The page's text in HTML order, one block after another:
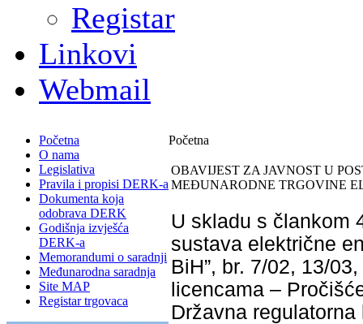
Registar
Linkovi
Webmail
Početna
O nama
Legislativa
Pravila i propisi DERK-a
Dokumenta koja
odobrava DERK
Godišnja izvješća
DERK-a
Memorandumi o saradnji
Međunarodna saradnja
Site MAP
Registar trgovaca
Početna
OBAVIJEST ZA JAVNOST U
MEĐUNARODNE TRGOVINE
U skladu s člankom
sustava električne
BiH”, br. 7/02, 13/
licencama –
Državna